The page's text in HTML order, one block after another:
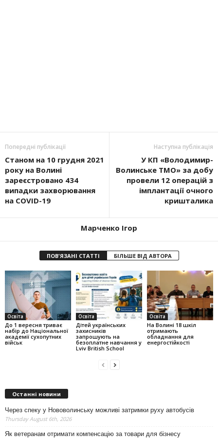
Попередні публікації
Станом на 10 грудня 2021
року на Волині
зареєстровано 434
випадки захворювання
на COVID-19
Наступна публікація
У КП «Володимир-
Волинське ТМО» за добу
провели 12 операцій з
імплантації очного
кришталика
Марченко Ігор
ПОВ'ЯЗАНІ СТАТТІ БІЛЬШЕ ВІД АВТОРА
Освіта
До 1 вересня триває
набір до Національної
академії сухопутних
військ
Освіта
Дітей українських
захисників
запрошують на
безоплатне навчання у
Lviv British School
Освіта
На Волині 18 шкіл
отримають
обладнання для
енергостійкості
Останні новини
Через спеку у Нововолинську можливі затримки руху автобусів
Thursday August 6th, 2026
Як ветеранам отримати компенсацію за товари для бізнесу